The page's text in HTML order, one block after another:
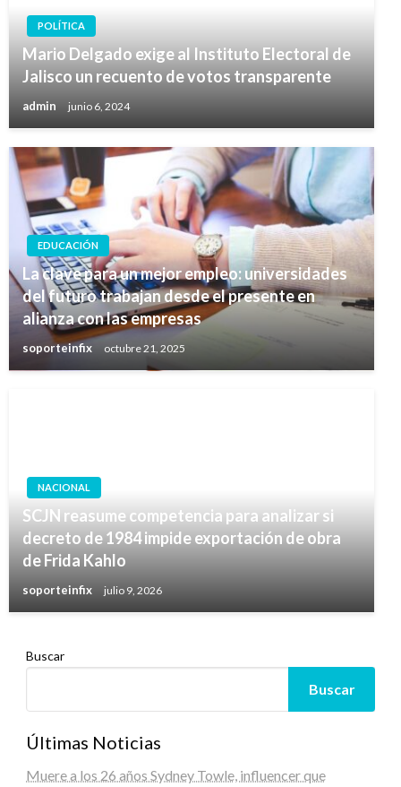
POLÍTICA
Mario Delgado exige al Instituto Electoral de
Jalisco un recuento de votos transparente
admin junio 6, 2024
EDUCACIÓN
La clave para un mejor empleo: universidades
del futuro trabajan desde el presente en
alianza con las empresas
soporteinfix octubre 21, 2025
NACIONAL
SCJN reasume competencia para analizar si
decreto de 1984 impide exportación de obra
de Frida Kahlo
soporteinfix julio 9, 2026
Buscar
Buscar
Últimas Noticias
Muere a los 26 años Sydney Towle, influencer que